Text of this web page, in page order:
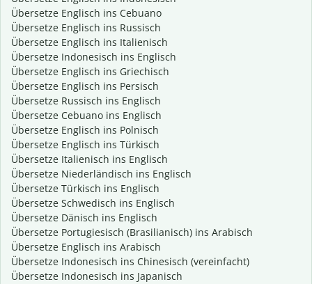
Übersetze Englisch ins Cebuano
Übersetze Englisch ins Russisch
Übersetze Englisch ins Italienisch
Übersetze Indonesisch ins Englisch
Übersetze Englisch ins Griechisch
Übersetze Englisch ins Persisch
Übersetze Russisch ins Englisch
Übersetze Cebuano ins Englisch
Übersetze Englisch ins Polnisch
Übersetze Englisch ins Türkisch
Übersetze Italienisch ins Englisch
Übersetze Niederländisch ins Englisch
Übersetze Türkisch ins Englisch
Übersetze Schwedisch ins Englisch
Übersetze Dänisch ins Englisch
Übersetze Portugiesisch (Brasilianisch) ins Arabisch
Übersetze Englisch ins Arabisch
Übersetze Indonesisch ins Chinesisch (vereinfacht)
Übersetze Indonesisch ins Japanisch